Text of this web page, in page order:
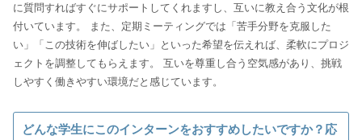
に質問すればすぐにサポートしてくれますし、互いに教え合う文化が根
付いています。 また、定期ミーティングでは「苦手分野を克服した
い」「この技術を伸ばしたい」といった希望を伝えれば、柔軟にプロジ
ェクトを調整してもらえます。 互いを尊重し合う空気感があり、挑戦
しやすく働きやすい環境だと感じています。
どんな学生にこのインターンをおすすめしたいですか？応